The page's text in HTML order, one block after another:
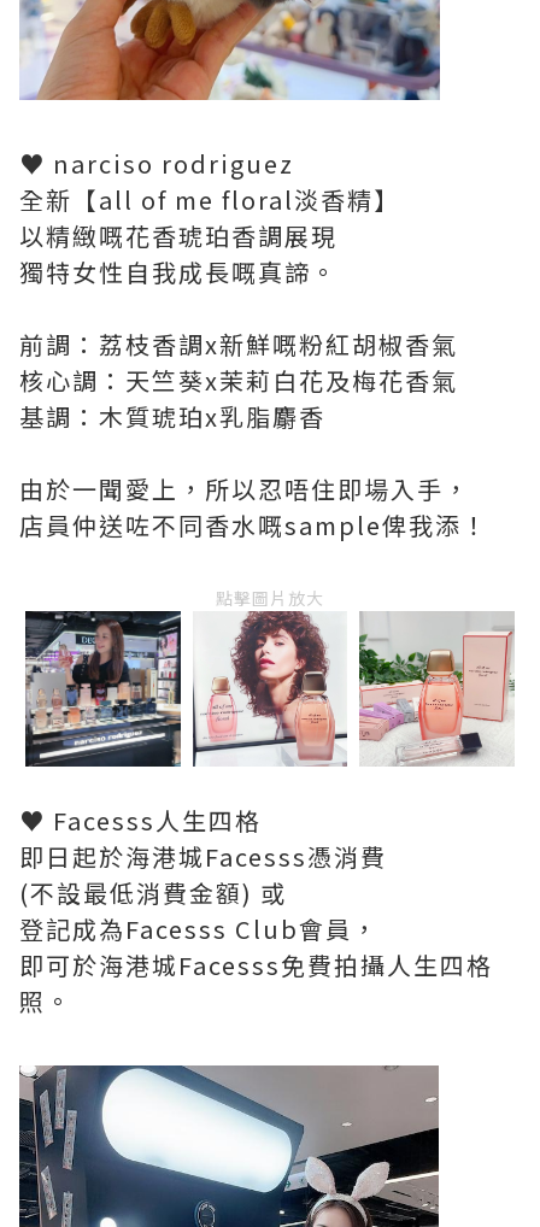
♥ narciso rodriguez
全新【all of me floral淡香精】
以精緻嘅花香琥珀香調展現
獨特女性自我成長嘅真諦。
前調：荔枝香調x新鮮嘅粉紅胡椒香氣
核心調：天竺葵x茉莉白花及梅花香氣
基調：木質琥珀x乳脂麝香
由於一聞愛上，所以忍唔住即場入手，
店員仲送咗不同香水嘅sample俾我添！
點擊圖片放大
♥ Facesss人生四格
即日起於海港城Facesss憑消費
(不設最低消費金額) 或
登記成為Facesss Club會員，
即可於海港城Facesss免費拍攝人生四格
照。